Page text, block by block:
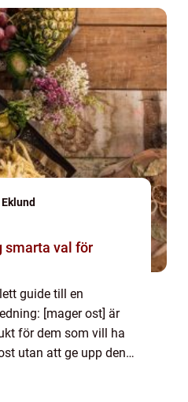
guide till en
[mager ost] är
för dem som vill ha
utan att ge upp den